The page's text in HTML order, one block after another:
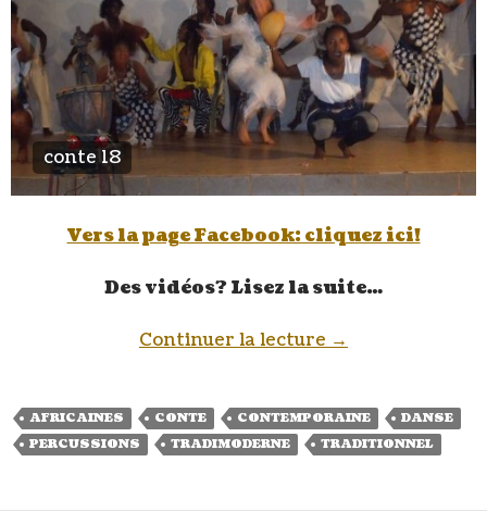
conte1
Vers la page Facebook: cliquez ici!
Des vidéos? Lisez la suite…
Continuer la lecture →
AFRICAINES CONTE CONTEMPORAINE
DANSE
PERCUSSIONS
TRADIMODERNE TRADITIONNEL